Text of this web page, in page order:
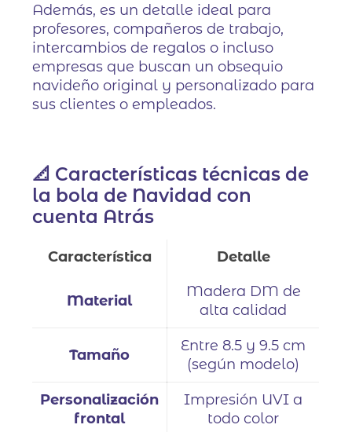
Además, es un detalle ideal para
profesores, compañeros de trabajo,
intercambios de regalos o incluso
empresas que buscan un obsequio
navideño original y personalizado para
sus clientes o empleados.
📐 Características técnicas de
la bola de Navidad con
cuenta Atrás
Característica Detalle
Material
Madera DM de
alta calidad
Tamaño
Entre 8.5 y 9.5 cm
(según modelo)
Personalización
frontal
Impresión UVI a
todo color